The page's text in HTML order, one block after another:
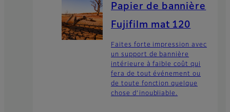
Papier de bannière
Fujifilm mat 120
Faites forte impression avec
un support de bannière
intérieure à faible coût qui
fera de tout événement ou
de toute fonction quelque
chose d’inoubliable.